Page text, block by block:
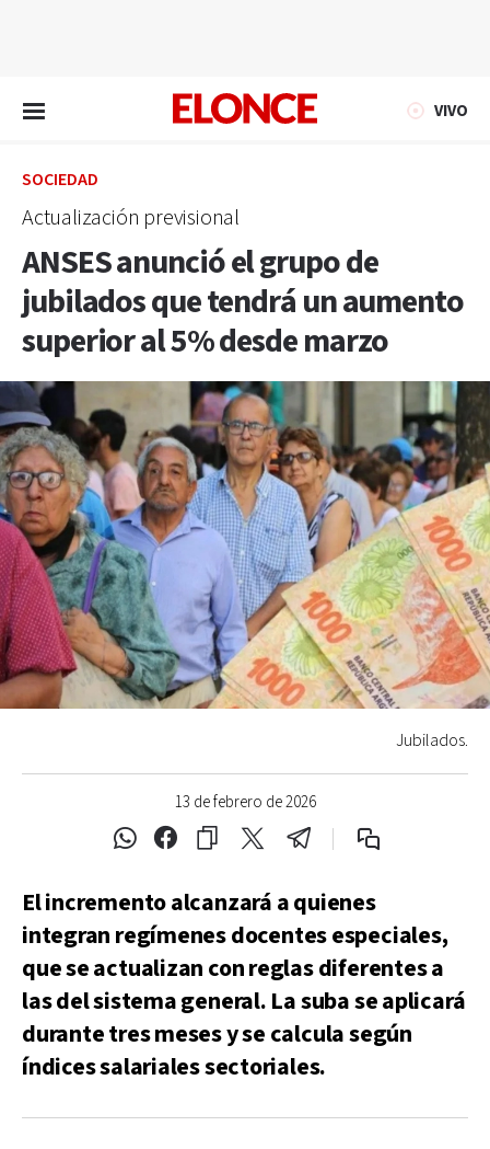
VIVO
SOCIEDAD
Actualización previsional
ANSES anunció el grupo de
jubilados que tendrá un aumento
superior al 5% desde marzo
13 de febrero de 2026
Jubilados.
El incremento alcanzará a quienes
integran regímenes docentes especiales,
que se actualizan con reglas diferentes a
las del sistema general. La suba se aplicará
durante tres meses y se calcula según
índices salariales sectoriales.